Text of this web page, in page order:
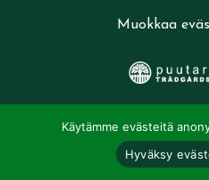
Muokkaa
Käytämme evästeitä
Hyväksy